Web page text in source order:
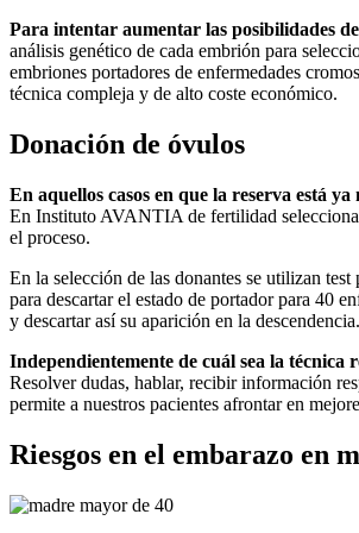
Para intentar aumentar las posibilidades
análisis genético de cada embrión para
embriones portadores de enfermedades
técnica compleja y de alto coste económico.
Donación de óvulos
En aquellos casos en que la reserva está
En Instituto AVANTIA de fertilidad
el proceso.
En la selección de las donantes se utilizan
para descartar el estado de portador para 40
y descartar así su aparición en la
Independientemente de cuál sea la
Resolver dudas, hablar, recibir información
permite a nuestros pacientes afrontar en
Riesgos en el embarazo en